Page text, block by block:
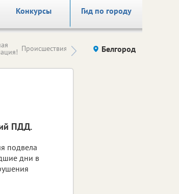
Гид по городу
Конкурсы
Происшествия Здоровье компаний (на
правах
Белгород
ПДД.
подвела
дни в